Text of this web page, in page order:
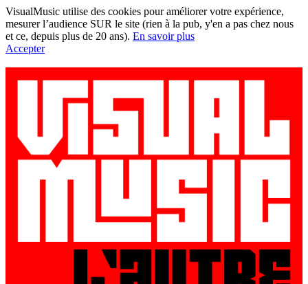
VisualMusic utilise des cookies pour améliorer votre expérience,
mesurer l’audience SUR le site (rien à la pub, y'en a pas chez nous
et ce, depuis plus de 20 ans). En savoir plus
Accepter